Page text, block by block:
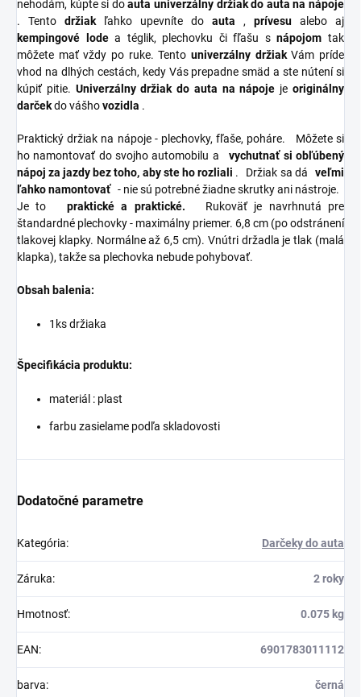
nehodám, kúpte si doauta univerzálny držiak do auta na nápoje
. Tento držiak ľahko upevníte do auta , prívesu alebo aj
kempingové lodea téglik, plechovku či fľašu snápojom tak
môžete mať vždy po ruke. Tento univerzálny držiakVám príde
vhod na dlhých cestách, kedy Vás prepadne smäd a ste nútení si
kúpiť pitie. Univerzálny držiak do auta na nápoje jeoriginálny
darčekdo vášhovozidla .
Praktický držiak na nápoje - plechovky, fľaše, poháre.
Môžete si
ho namontovať do svojho automobilu a
vychutnať si obľúbený
nápoj za jazdy bez toho, aby ste ho rozliali . Držiak sa dá
veľmi
ľahko namontovať - nie sú potrebné žiadne skrutky ani nástroje.
Je to
praktické a praktické.
Rukoväť je navrhnutá pre
štandardné plechovky - maximálny priemer. 6,8 cm (po odstránení
tlakovej klapky. Normálne až 6,5 cm). Vnútri držadla je tlak (malá
klapka), takže sa plechovka nebude pohybovať.
Obsah balenia:
1ks držiaka
Špecifikácia produktu:
materiál : plast
farbu zasielame podľa skladovosti
Dodatočné parametre
Kategória: Darčeky do auta
Záruka: 2 roky
Hmotnosť: 0.075 kg
EAN: 6901783011112
barva: černá